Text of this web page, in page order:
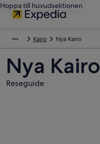
Hoppa till huvudsektionen
Kairo Nya Kairo
Nya Kairo
Reseguide